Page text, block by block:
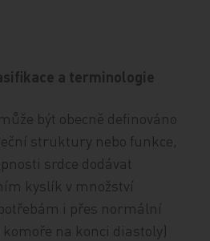
a terminologie
být obecně definováno
struktury nebo funkce,
srdce dodávat
kyslík v množství
i přes normální
na konci diastoly)